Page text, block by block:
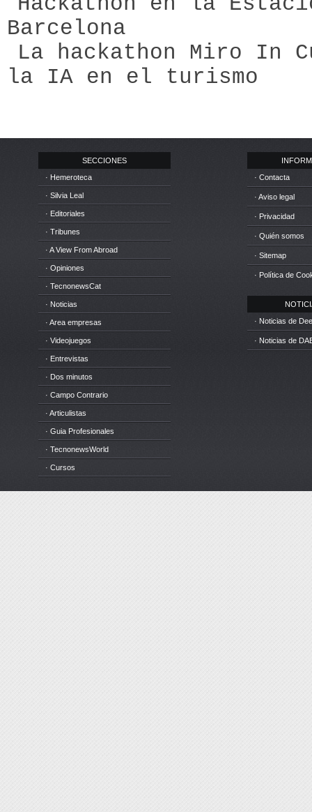
Barcelona
La hackathon Miro In
la IA en el turismo
SECCIONES
· Hemeroteca
· Silvia Leal
· Editoriales
· Tribunes
· A View From Abroad
· Opiniones
· TecnonewsCat
· Noticias
· Area empresas
· Videojuegos
· Entrevistas
· Dos minutos
· Campo Contrario
· Articulistas
· Guia Profesionales
· TecnonewsWorld
· Cursos
· Contacta
· Aviso legal
· Privacidad
· Quién somos
· Sitemap
· Política de
· Noticias de
· Noticias de